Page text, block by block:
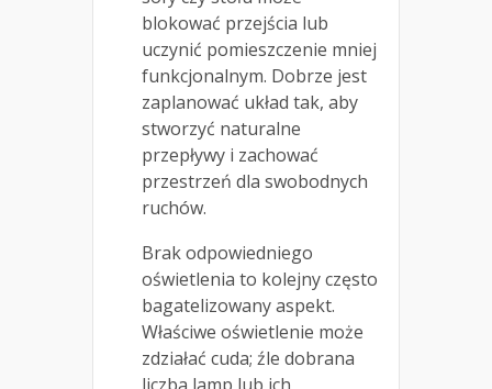
blokować przejścia lub
uczynić pomieszczenie mniej
funkcjonalnym. Dobrze jest
zaplanować układ tak, aby
stworzyć naturalne
przepływy i zachować
przestrzeń dla swobodnych
ruchów.
Brak odpowiedniego
oświetlenia to kolejny często
bagatelizowany aspekt.
Właściwe oświetlenie może
zdziałać cuda; źle dobrana
liczba lamp lub ich